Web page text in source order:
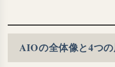
AIOの全体像と4つ